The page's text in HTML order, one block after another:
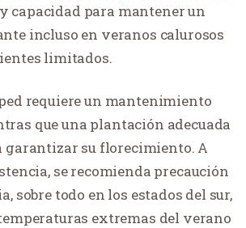
y capacidad para mantener un
incluso en veranos calurosos
limitados.
requiere un mantenimiento
que una plantación adecuada
garantizar su florecimiento. A
se recomienda precaución
sobre todo en los estados del sur,
extremas del verano